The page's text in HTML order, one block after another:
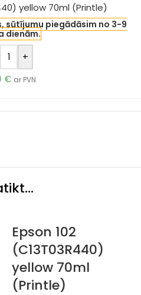
yellow 70ml (Printle)
sūtījumu piegādāsim no 3-9
dienām.
+
€ ar PVN
Epson 102
(C13T03R440)
yellow 70ml
(Printle)